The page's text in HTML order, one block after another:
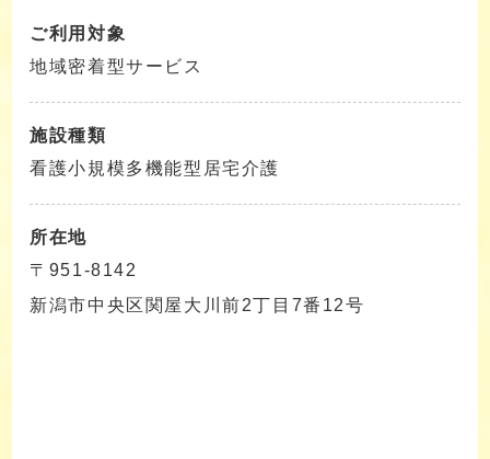
ご利用対象
地域密着型サービス
施設種類
看護小規模多機能型居宅介護
所在地
〒951-8142
新潟市中央区関屋大川前2丁目7番12号